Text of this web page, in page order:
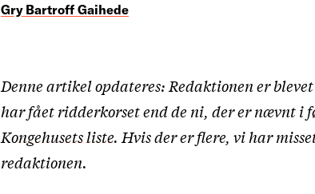
Gry Bartroff Gaihede
Denne artikel opdateres: Redaktionen er
har fået ridderkorset end de ni, der er nævnt i
Kongehusets liste. Hvis der er flere, vi har
redaktionen.